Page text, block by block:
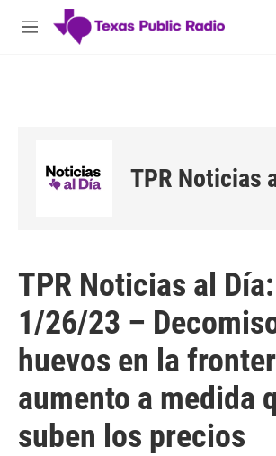
Skip to main content
M
TPR Noticias
TPR Noticias al
1/26/23 –
huevos en la
aumento a medida
suben los precios